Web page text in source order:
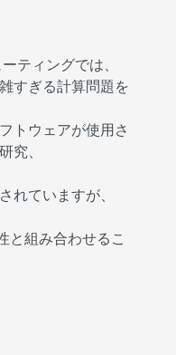
ティングでは、
すぎる計算問題を
トウェアが使用さ
究、
れていますが、
と組み合わせるこ